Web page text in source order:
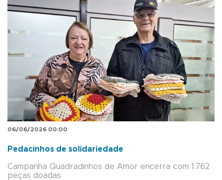
06/06/2026 00:00
Pedacinhos de solidariedade
Campanha Quadradinhos de Amor encerra com 1.762
peças doadas